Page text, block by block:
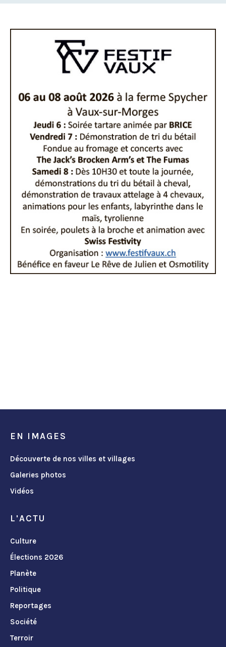
EN IMAGES
Découverte de nos villes et villages
Galeries photos
Vidéos
L'ACTU
Culture
Élections 2026
Planète
Politique
Reportages
Société
Terroir